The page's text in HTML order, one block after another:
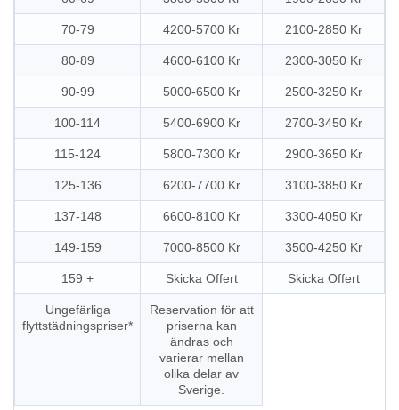
70-79 4200-5700 Kr 2100-2850 Kr
80-89 4600-6100 Kr 2300-3050 Kr
90-99 5000-6500 Kr 2500-3250 Kr
100-114 5400-6900 Kr 2700-3450 Kr
115-124 5800-7300 Kr 2900-3650 Kr
125-136 6200-7700 Kr 3100-3850 Kr
137-148 6600-8100 Kr 3300-4050 Kr
149-159 7000-8500 Kr 3500-4250 Kr
159 + Skicka Offert Skicka Offert
Ungefärliga
flyttstädningspriser*
Reservation för att
priserna kan
ändras och
varierar mellan
olika delar av
Sverige.